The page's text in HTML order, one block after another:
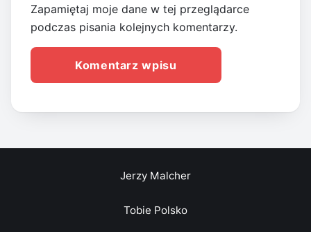
Zapamiętaj moje dane w tej przeglądarce
podczas pisania kolejnych komentarzy.
Jerzy Malcher
Tobie Polsko